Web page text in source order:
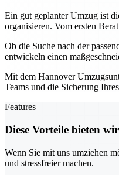
Ein gut geplanter Umzug ist
organisieren. Vom ersten
Ob die Suche nach der
entwickeln einen
Mit dem Hannover
Teams und die Sicherung
Features
Diese Vorteile bieten
Wenn Sie mit uns umziehen
und stressfreier machen.